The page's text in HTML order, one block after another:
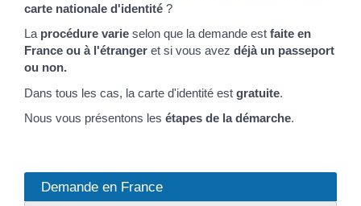
carte nationale d'identité ?
La procédure varie selon que la demande est faite en
France ou à l'étranger et si vous avez déjà un passeport
ou non.
Dans tous les cas, la carte d'identité est gratuite.
Nous vous présentons les étapes de la démarche.
Demande en France